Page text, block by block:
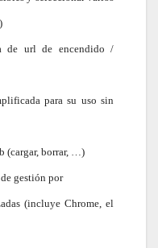
de url de encendido /
para su uso sin
(cargar, borrar, …)
gestión por
(incluye Chrome, el